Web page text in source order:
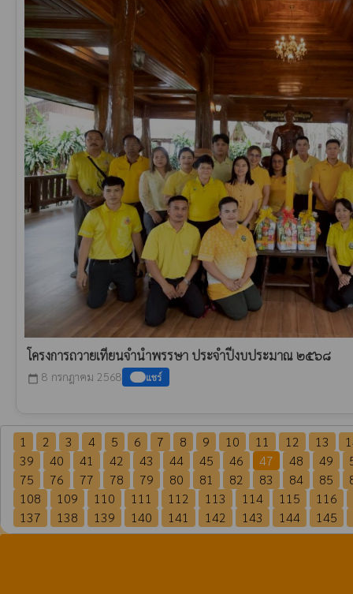
โครงการถวายเทียนจำนำพรรษา ประจำปีงบประมาณ ๒๕๖๘
calendar_today 8 กรกฎาคม 2568 แชร์
1 2 3 4 5 6 7 8 9 10 11 12 13
39
40 41 42 43 44 45 46 47 48 49
75
76 77 78 79 80 81 82 83 84 85
108
109 110 111 112 113 114 115
116
137
138 139 140 141 142 143 144 145